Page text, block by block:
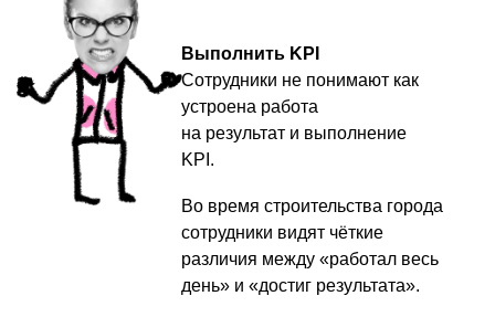
Выполнить KPI
Сотрудники не понимают как
устроена работа
на результат и выполнение
KPI.
Во время строительства города
сотрудники видят чёткие
различия между «работал весь
день» и «достиг результата».
получают